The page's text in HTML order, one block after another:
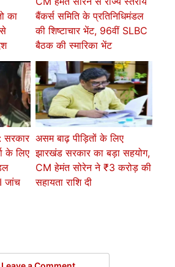
का
बैंकर्स समिति के प्रतिनिधिमंडल
की शिष्टाचार भेंट, 96वीं SLBC
बैठक की स्मारिका भेंट
के लिए
जांच
असम बाढ़ पीड़ितों के लिए
झारखंड सरकार का बड़ा सहयोग,
CM हेमंत सोरेन ने ₹3 करोड़ की
सहायता राशि दी